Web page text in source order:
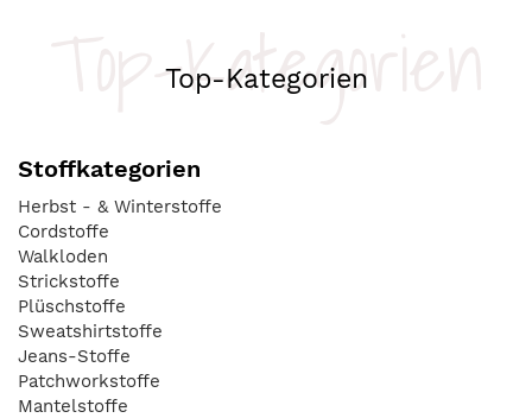
Top-Kategorien
Top-Kategorien
Stoffkategorien
Herbst - & Winterstoffe
Cordstoffe
Walkloden
Strickstoffe
Plüschstoffe
Sweatshirtstoffe
Jeans-Stoffe
Patchworkstoffe
Mantelstoffe